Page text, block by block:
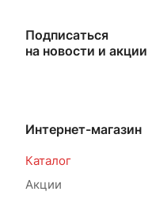
Подписаться
на новости и акции
Интернет-магазин
Каталог
Акции